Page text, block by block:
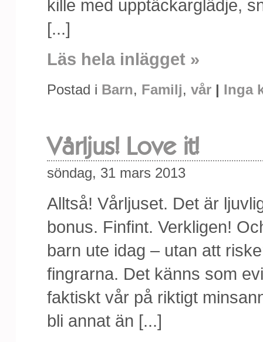
kille med upptäckarglädje,
[...]
Läs hela inlägget »
Postad i Barn, Familj, vår | Inga
Vårljus! Love it!
söndag, 31 mars 2013
Alltså! Vårljuset. Det är
bonus. Finfint. Verkligen!
barn ute idag – utan att
fingrarna. Det känns som
faktiskt vår på riktigt
bli annat än [...]